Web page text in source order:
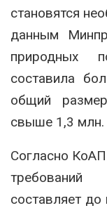
становятся
данным
природных
составила
общий
свыше 1,3 млн.
Согласно
составляет